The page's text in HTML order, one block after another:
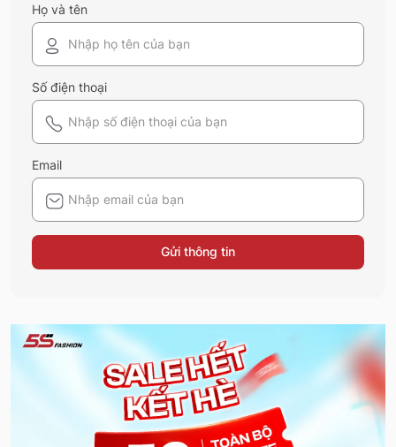
Họ và tên
Số điện thoại
Email
Gửi thông tin